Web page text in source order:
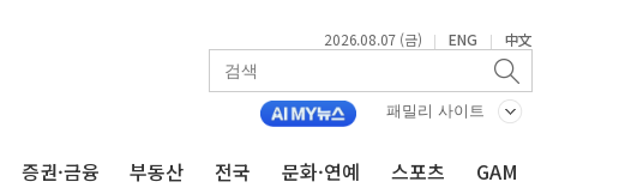
2026.08.07 (금) | ENG | 中文
패밀리 사이트
증권·금융 부동산 전국 문화·연예 스포츠 GAM
' 집주인에게 흉기 휘두른 30대 세입자…경찰, 현행범 체포
기 영업이익 30억원
생명, 농작업 중 온열질환 보장…폭염기 신속 보상 강화